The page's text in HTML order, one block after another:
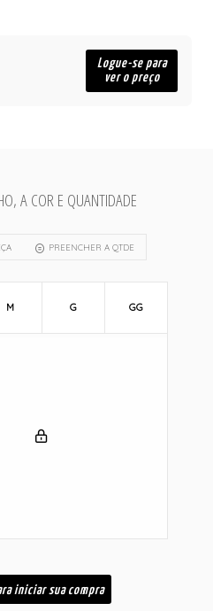
Logue-se para
ver o preço
A COR E QUANTIDADE
PREENCHER A QTDE
M G GG
iniciar sua compra